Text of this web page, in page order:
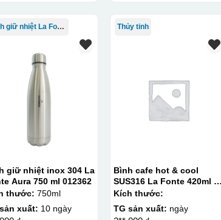
các vật phẩm quà tặng khác. Kỹ thuật này cho
nhiều chất liệu và phù hợp cho sản xuất số lượng
ban đầu tương đối cao.
Bình giữ nhiệt La Fonte
giữ nhiệt inox 304 La
Fonte Aura 750 ml 012362
thước: 750ml
xuất: 10 ngày
Thủy tinh
Bình cafe hot & cool
SUS316 La Fonte 420ml –
012775
Kích thước:
TG sản xuất: ngày